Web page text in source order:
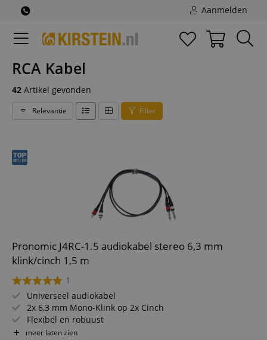
Aanmelden
RCA Kabel
42 Artikel gevonden
Relevantie Filter
Pronomic J4RC-1.5 audiokabel stereo 6,3 mm
klink/cinch 1,5 m
1
Universeel audiokabel
2x 6,3 mm Mono-Klink op 2x Cinch
Flexibel en robuust
Schone overdracht
meer laten zien